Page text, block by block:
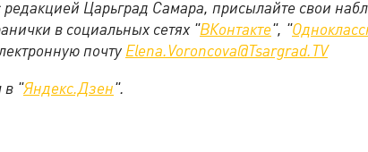
редакцией Царьград Самара, присылайте свои
в социальных сетях "ВКонтакте", "
почту Elena.Voroncova@Tsargrad.TV
в "Яндекс.Дзен".